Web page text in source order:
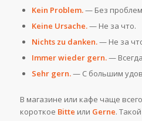
Kein Problem.— Без
Keine Ursache.— Не за что.
Nichts zu danken.— Не за
Immer wieder gern.—
Sehr gern.— С большим
В магазине или кафе чаще
короткое Bitte или Gerne.